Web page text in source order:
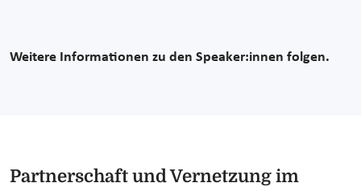
Weitere Informationen zu den Speaker:innen folgen.
Partnerschaft und Vernetzung im